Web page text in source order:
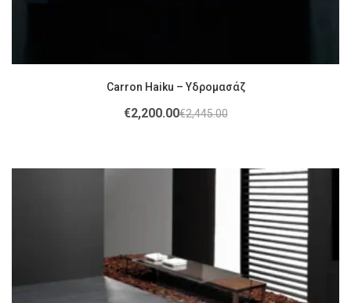
Carron Haiku – Υδρομασάζ
€2,445.00
€2,200.00